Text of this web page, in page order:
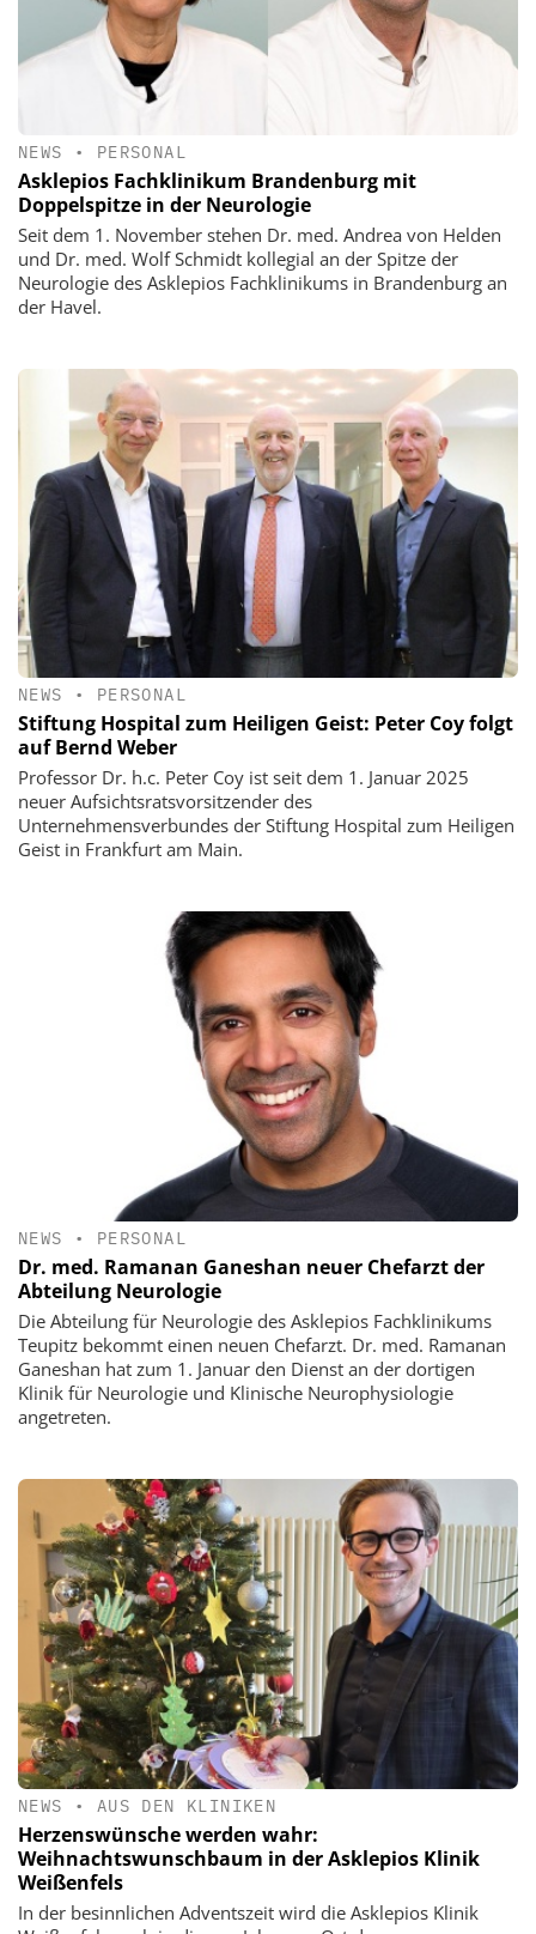
NEWS • PERSONAL
Asklepios Fachklinikum Brandenburg mit
Doppelspitze in der Neurologie
Seit dem 1. November stehen Dr. med. Andrea von Helden
und Dr. med. Wolf Schmidt kollegial an der Spitze der
Neurologie des Asklepios Fachklinikums in Brandenburg an
der Havel.
NEWS • PERSONAL
Stiftung Hospital zum Heiligen Geist: Peter Coy folgt
auf Bernd Weber
Professor Dr. h.c. Peter Coy ist seit dem 1. Januar 2025
neuer Aufsichtsratsvorsitzender des
Unternehmensverbundes der Stiftung Hospital zum Heiligen
Geist in Frankfurt am Main.
NEWS • PERSONAL
Dr. med. Ramanan Ganeshan neuer Chefarzt der
Abteilung Neurologie
Die Abteilung für Neurologie des Asklepios Fachklinikums
Teupitz bekommt einen neuen Chefarzt. Dr. med. Ramanan
Ganeshan hat zum 1. Januar den Dienst an der dortigen
Klinik für Neurologie und Klinische Neurophysiologie
angetreten.
NEWS • AUS DEN KLINIKEN
Herzenswünsche werden wahr:
Weihnachtswunschbaum in der Asklepios Klinik
Weißenfels
In der besinnlichen Adventszeit wird die Asklepios Klinik